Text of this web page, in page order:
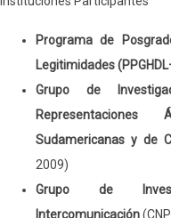
Programa de
Legitimidades
Grupo de
Sudamericanas y de
2009)
Grupo de
Intercomunicación